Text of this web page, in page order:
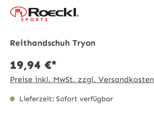
Reithandschuh Tryon
19,94 €*
Preise inkl. MwSt. zzgl. Versandkosten
Lieferzeit: Sofort verfügbar